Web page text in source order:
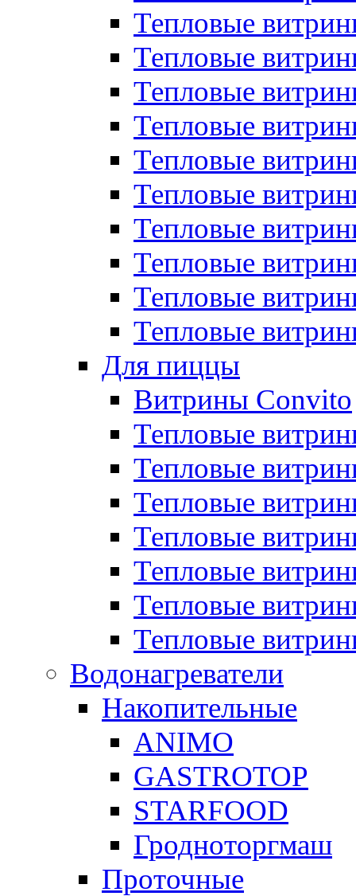
Тепловые
Тепловые
Тепловые
Тепловые
Тепловые
Тепловые
Тепловые
Тепловые
Тепловые
Тепловые
Для пиццы
Витрины Convito
Тепловые
Тепловые
Тепловые
Тепловые
Тепловые
Тепловые
Тепловые
Водонагреватели
Накопительные
ANIMO
GASTROTOP
STARFOOD
Гродноторгмаш
Проточные